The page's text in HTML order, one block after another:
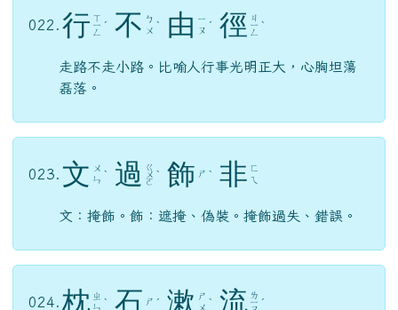
022. 行 ㄒ
ㄧ
ㄥ
ˊ 不 ㄅ
ㄨ ˋ 由 ㄧ
ㄡ ˊ 徑 ㄐ
ㄧ
ㄥ
ˋ
走路不走小路。比喻人行事光明正大，心胸坦蕩
磊落。
023. 文 ㄨ
ㄣ ˋ 過 ㄍ
ㄨ
ㄛ
ˋ 飾 ㄕ ˋ 非 ㄈ
ㄟ
文：掩飾。飾：遮掩、偽裝。掩飾過失、錯誤。
024. 枕 ㄓ
ㄣ ˋ 石 ㄕ ˊ 漱 ㄕ
ㄨ ˋ 流 ㄌ
ㄧ ˊ